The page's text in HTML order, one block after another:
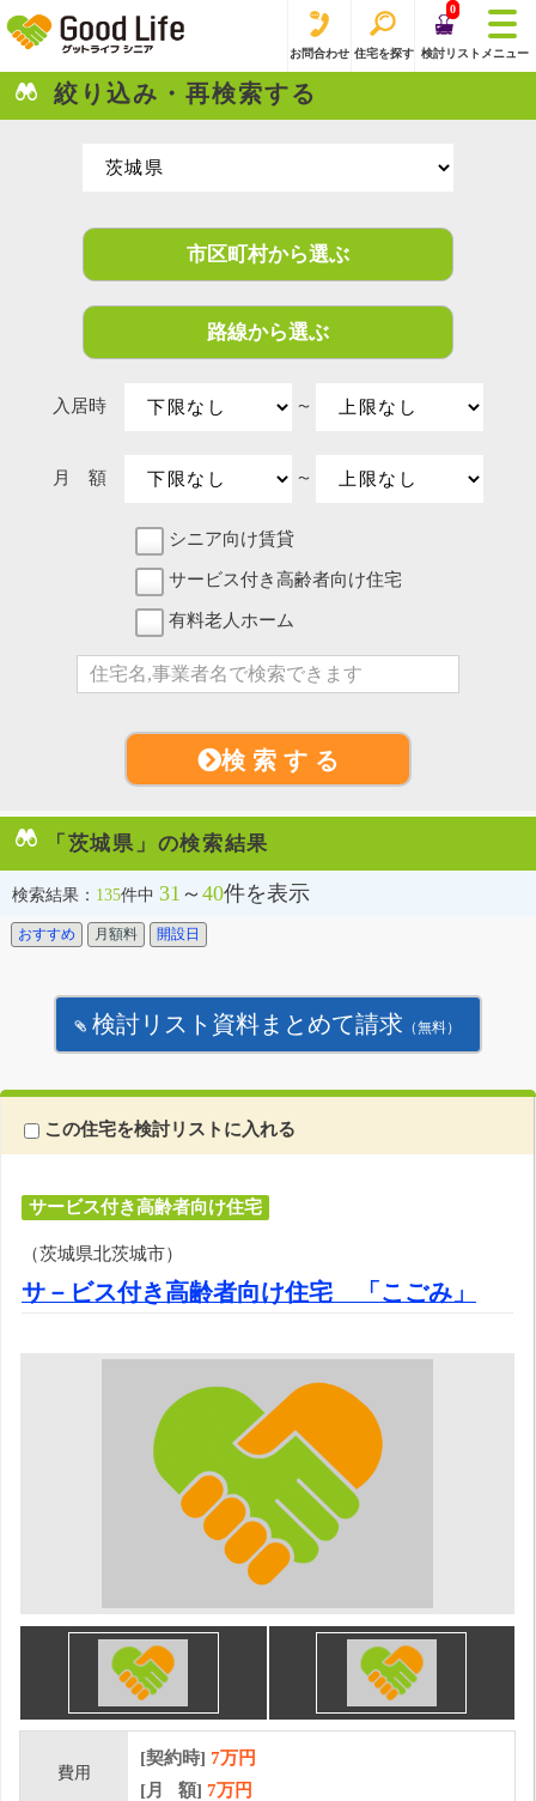
お問合わせ 住宅を探す
0
検討リスト メニュー
絞り込み・再検索する
市区町村から選ぶ
路線から選ぶ
入居時 〜
月 額 〜
シニア向け賃貸
サービス付き高齢者向け住宅
有料老人ホーム
検 索 す る
「茨城県」の検索結果
検索結果： 135件中 31 ～ 40件を表示
おすすめ 月額料 開設日
検討リスト資料まとめて請求 （無料）
この住宅を検討リストに入れる
サービス付き高齢者向け住宅
（茨城県北茨城市）
サ－ビス付き高齢者向け住宅 「こごみ」
費用
[契約時] 7万円
[月 額] 7万円